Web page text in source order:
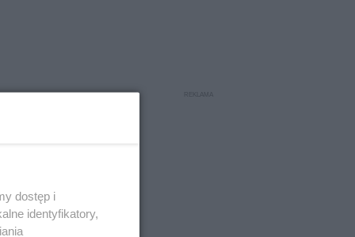
dostęp i
identyfikatory,